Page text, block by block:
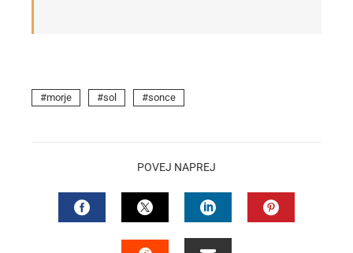
morje sol sonce
POVEJ NAPREJ
FACEBOOKTWITTERLINKEDIN